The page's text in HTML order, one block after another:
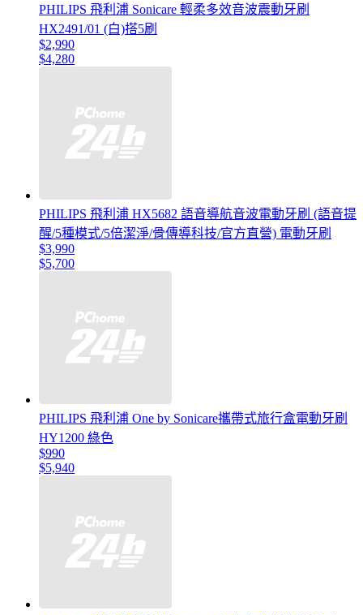
PHILIPS 飛利浦 Sonicare 輕柔多效音波震動牙刷
HX2491/01 (白)搭5刷
$2,990
$4,280
PHILIPS 飛利浦 HX5682 語音導航音波電動牙刷 (語音提
醒/5種模式/5倍潔淨/骨傳導科技/官方直營) 電動牙刷
$3,990
$5,700
PHILIPS 飛利浦 One by Sonicare攜帶式旅行盒電動牙刷
HY1200 綠色
$990
$5,940